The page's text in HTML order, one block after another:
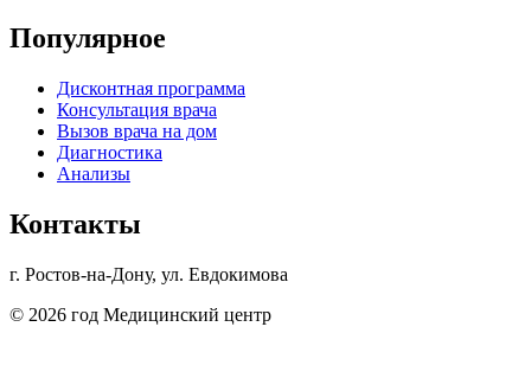
Популярное
Дисконтная программа
Консультация врача
Вызов врача на дом
Диагностика
Анализы
Контакты
г. Ростов-на-Дону, ул. Евдокимова
© 2026 год Медицинский центр